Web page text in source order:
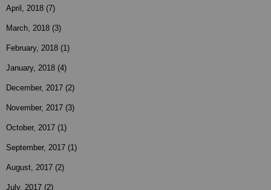
April, 2018 (7)
March, 2018 (3)
February, 2018 (1)
January, 2018 (4)
December, 2017 (2)
November, 2017 (3)
October, 2017 (1)
September, 2017 (1)
August, 2017 (2)
July, 2017 (2)